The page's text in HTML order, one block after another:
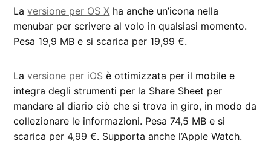
Laversione per OS X ha anche un’icona nella
menubar per scrivere al volo in qualsiasi momento.
Pesa 19,9 MB e si scarica per 19,99 €.
Laversione per iOS è ottimizzata per il mobile e
integra degli strumenti per la Share Sheet per
mandare al diario ciò che si trova in giro, in modo da
collezionare le informazioni. Pesa 74,5 MB e si
scarica per 4,99 €. Supporta anche l’Apple Watch.